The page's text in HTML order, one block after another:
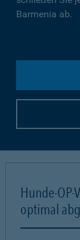
Barmenia ab.
Hunde-
optimal